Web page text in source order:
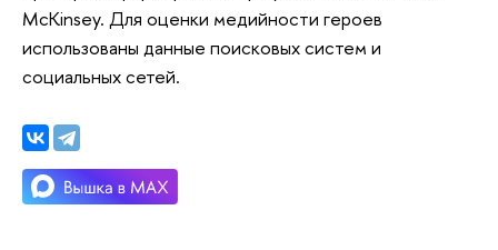
McKinsey. Для оценки медийности героев
использованы данные поисковых систем и
социальных сетей.